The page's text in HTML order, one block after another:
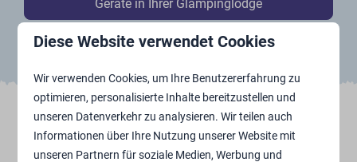
Geräte in Ihrer Glampinglodge
Wenn Sie Fragen haben, können Sie uns gerne
kontaktieren!
Diese Website verwendet Cookies
Wir verwenden Cookies, um Ihre Benutzererfahrung zu
optimieren, personalisierte Inhalte bereitzustellen und
unseren Datenverkehr zu analysieren. Wir teilen auch
Informationen über Ihre Nutzung unserer Website mit
unseren Partnern für soziale Medien, Werbung und